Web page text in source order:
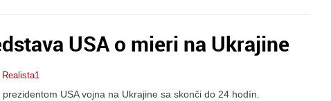
USA o mieri na Ukrajine
Realista1
USA vojna na Ukrajine sa skonči do 24 hodín.